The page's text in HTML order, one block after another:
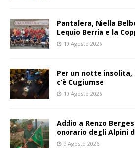
Pantalera, Niella
Lequio Berria e la
10 Agosto 2026
Per un notte insolita,
c’è Cugiumse
10 Agosto 2026
Addio a Renzo
onorario degli Alpini
9 Agosto 2026